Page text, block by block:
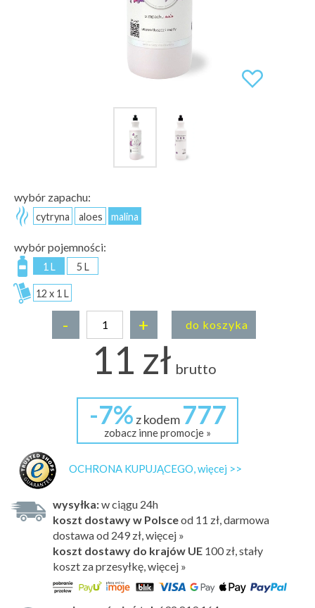
wybór zapachu:
cytryna aloes malina
wybór pojemności:
1 L 5 L
12 x 1 L
- + do koszyka
11 zł brutto
-7% z kodem 777
zobacz inne promocje »
OCHRONA KUPUJĄCEGO, więcej >>
wysyłka:w ciągu 24h
koszt dostawy w Polsceod 11 zł, darmowa
dostawa od 249 zł, więcej »
koszt dostawy do krajów UE 100 zł, stały
koszt za przesyłkę, więcej »